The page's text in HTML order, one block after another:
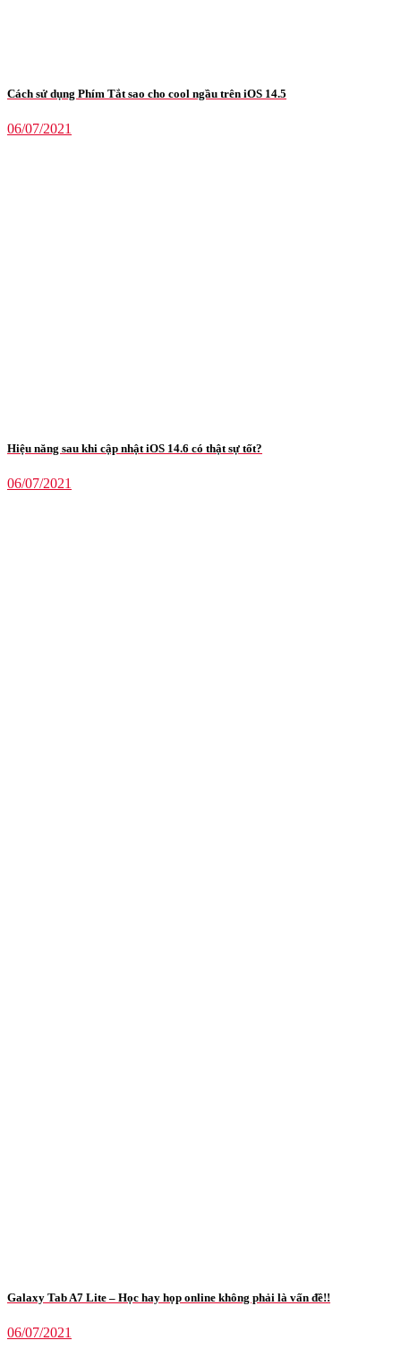
Cách sử dụng Phím Tắt sao cho cool ngầu trên iOS 14.5
06/07/2021
Hiệu năng sau khi cập nhật iOS 14.6 có thật sự tốt?
06/07/2021
Galaxy Tab A7 Lite – Học hay họp online không phải là vấn đề!!
06/07/2021